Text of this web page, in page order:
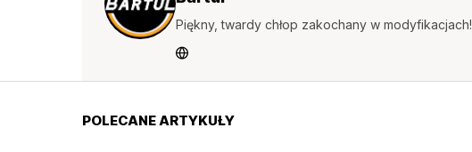
Piękny, twardy chłop zakochany w modyfikacjach!
POLECANE ARTYKUŁY